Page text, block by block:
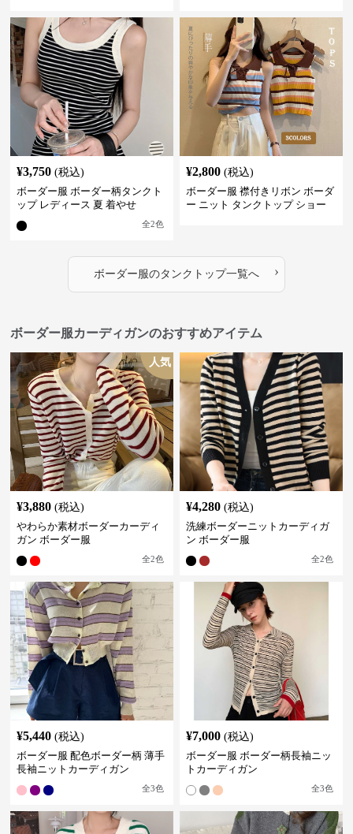
¥3,750 (税込)
ボーダー服 ボーダー柄タンクト
ップ レディース 夏 着やせ
全2色
¥2,800 (税込)
ボーダー服 襟付きリボン ボーダ
ー ニット タンクトップ ショー
ボーダー服のタンクトップ一覧へ ›
ボーダー服カーディガンのおすすめアイテム
人気
¥3,880 (税込)
やわらか素材ボーダーカーディ
ガン ボーダー服
全2色
¥4,280 (税込)
洗練ボーダーニットカーディガ
ン ボーダー服
全2色
¥5,440 (税込)
ボーダー服 配色ボーダー柄 薄手
長袖ニットカーディガン
全3色
¥7,000 (税込)
ボーダー服 ボーダー柄長袖ニッ
トカーディガン
全3色